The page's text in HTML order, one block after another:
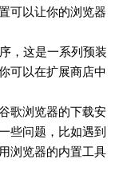
可以让你的浏览器
，这是一系列预装
可以在扩展商店中
歌浏览器的下载安
些问题，比如遇到
浏览器的内置工具